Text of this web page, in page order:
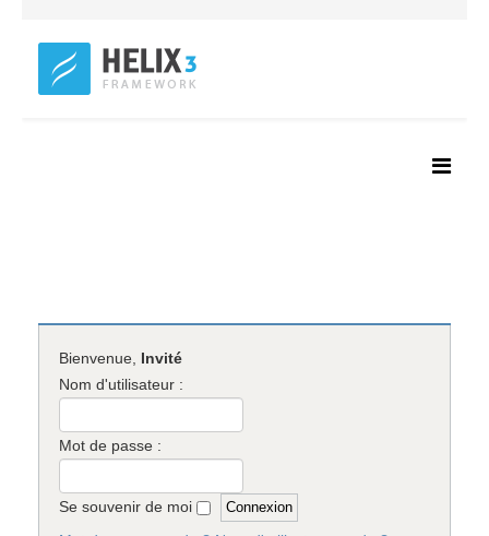
Bienvenue, Invité
Nom d'utilisateur :
Mot de passe :
Se souvenir de moi